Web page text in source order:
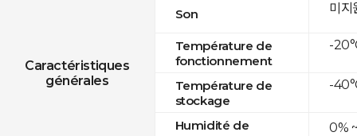
Caractéristiques
générales
Son
Température de
fonctionnement
Température de
stockage
Humidité de
미지
-
-
0%